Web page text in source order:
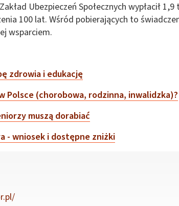
Ubezpieczeń Społecznych wypłacił
100 lat. Wśród pobierających to
wsparciem.
zdrowia i edukację
Polsce (chorobowa, rodzinna, inwalidzka)?
muszą dorabiać
- wniosek i dostępne zniżki